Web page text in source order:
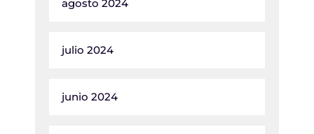
agosto 2024
julio 2024
junio 2024